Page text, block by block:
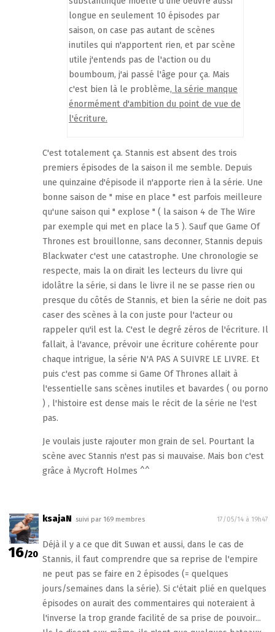
longue en seulement 10 épisodes par
saison, on case pas autant de scènes
inutiles qui n'apportent rien, et par scène
utile j'entends pas de l'action ou du
boumboum, j'ai passé l'âge pour ça. Mais
c'est bien là le problème, la série manque
énormément d'ambition du point de vue de
l'écriture.
C'est totalement ça. Stannis est absent des trois
premiers épisodes de la saison il me semble. Depuis
une quinzaine d'épisode il n'apporte rien à la série. Une
bonne saison de " mise en place " est parfois meilleure
qu'une saison qui " explose " ( la saison 4 de The Wire
par exemple qui met en place la 5 ). Sauf que Game Of
Thrones est brouillonne, sans deconner, Stannis depuis
Blackwater c'est une catastrophe. Une chronologie se
respecte, mais la on dirait les lecteurs du livre qui
idolâtre la série, si dans le livre il ne se passe rien ou
presque du côtés de Stannis, et bien la série ne doit pas
caser des scènes à la con juste pour l'acteur ou
rappeler qu'il est la. C'est le degré zéros de l'écriture. Il
fallait, à l'avance, prévoir une écriture cohérente pour
chaque intrigue, la série N'A PAS A SUIVRE LE LIVRE. Et
puis c'est pas comme si Game Of Thrones allait à
l'essentielle sans scènes inutiles et bavardes ( ou porno
) , l'histoire est dense mais le récit de la série ne l'est
pas.
Je voulais juste rajouter mon grain de sel. Pourtant la
scène avec Stannis n'est pas si mauvaise. Mais bon c'est
grâce à Mycroft Holmes ^^
16/20
ksajaN suivi par 169 membres 17/05/14 à 19h47
Déjà il y a ce que dit Suwan et aussi, dans le cas de
Stannis, il faut comprendre que sa reprise de l'empire
ne peut pas se faire en 2 épisodes (= quelques
jours/semaines dans la série). Si c'était plié en quelques
épisodes on aurait des commentaires qui noteraient à
l'inverse la trop grande facilité de sa prise de pouvoir...